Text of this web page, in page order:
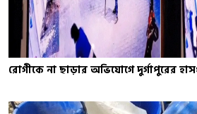
রোগীকে না ছাড়ার অভিযোগে দুর্গাপুরের